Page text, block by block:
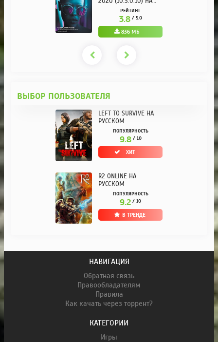
РУССКОМ REPACK ОТ
KPOJIUK
РЕЙТИНГ
3.8 / 5.0
836 МБ
ВЫБОР ПОЛЬЗОВАТЕЛЯ
LEFT TO SURVIVE НА
РУССКОМ
ПОПУЛЯРНОСТЬ
9.8 / 10
ХИТ
R2 ONLINE НА
РУССКОМ
ПОПУЛЯРНОСТЬ
9.2 / 10
В ТРЕНДЕ
НАВИГАЦИЯ
Обратная связь
Правообладателям
Правила
Как качать через торрент?
КАТЕГОРИИ
Игры